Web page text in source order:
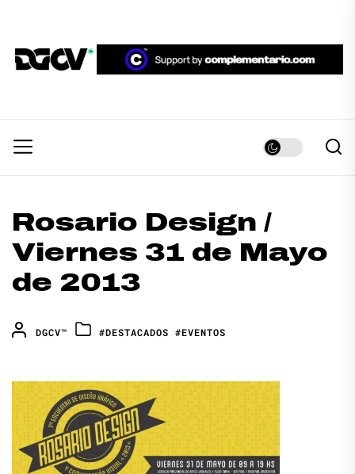
the
content
DGCV™
Rosario Design /
Viernes 31 de Mayo
de 2013
DGCV™ #DESTACADOS #EVENTOS